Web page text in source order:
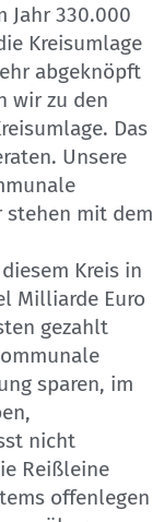
Jahr 330.000
Kreisumlage
abgeknöpft
wir zu den
Das
Unsere
stehen mit dem
Kreis in
Milliarde Euro
gezahlt
sparen, im
nicht
Reißleine
offenlegen